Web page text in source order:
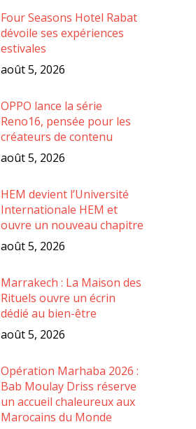
Four Seasons Hotel Rabat
dévoile ses expériences
estivales
août 5, 2026
OPPO lance la série
Reno16, pensée pour les
créateurs de contenu
août 5, 2026
HEM devient l’Université
Internationale HEM et
ouvre un nouveau chapitre
août 5, 2026
Marrakech : La Maison des
Rituels ouvre un écrin
dédié au bien-être
août 5, 2026
Opération Marhaba 2026 :
Bab Moulay Driss réserve
un accueil chaleureux aux
Marocains du Monde